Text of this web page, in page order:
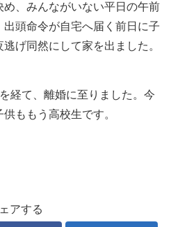
、みんながいない平日の午前
頭命令が自宅へ届く前日に子
げ同然にして家を出ました。
経て、離婚に至りました。今
ももう高校生です。
アする